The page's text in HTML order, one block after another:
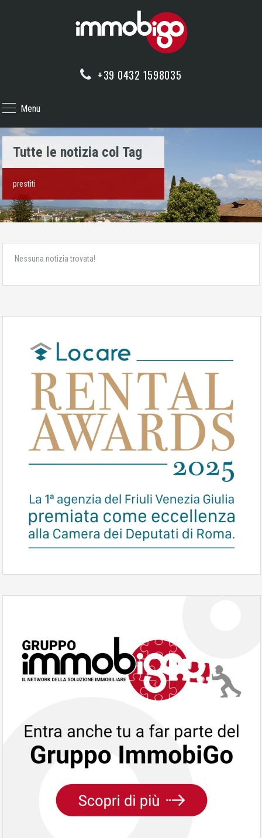
+39 0432 1598035
Menu
Tutte le notizia col Tag
prestiti
Nessuna notizia trovata!